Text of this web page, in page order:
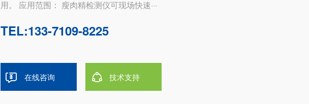
用。 应用范围： 瘦肉精检测仪可现场快速···
TEL:133-7109-8225
在线咨询 技术支持